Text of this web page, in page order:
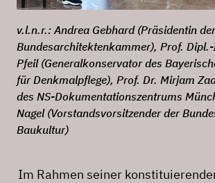
v.l.n.r.: Andrea Gebhard (Präsidentin der
Bundesarchitektenkammer), Prof.
Pfeil (Generalkonservator des
für Denkmalpflege), Prof. Dr. Mirjam
des NS-Dokumentationszentrums
Nagel (Vorstandsvorsitzender der
Baukultur)
Im Rahmen seiner